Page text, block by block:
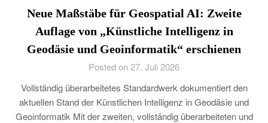
Neue Maßstäbe für Geospatial AI: Zweite
Auflage von „Künstliche Intelligenz in
Geodäsie und Geoinformatik“ erschienen
Posted on 27. Juli 2026
Vollständig überarbeitetes Standardwerk dokumentiert den
aktuellen Stand der Künstlichen Intelligenz in Geodäsie und
Geoinformatik Mit der zweiten, vollständig überarbeiteten und